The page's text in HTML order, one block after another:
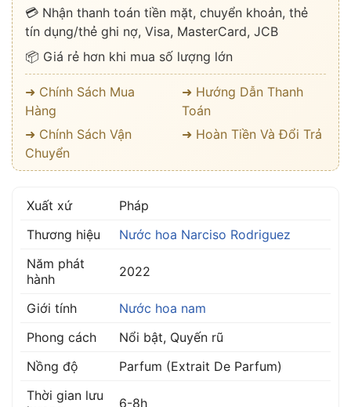
💳 Nhận thanh toán tiền mặt, chuyển khoản, thẻ
tín dụng/thẻ ghi nợ, Visa, MasterCard, JCB
📦 Giá rẻ hơn khi mua số lượng lớn
➜ Chính Sách Mua
Hàng
➜ Hướng Dẫn Thanh
Toán
➜ Chính Sách Vận
Chuyển
➜ Hoàn Tiền Và Đổi Trả
Xuất xứ
Pháp
Thương hiệu
Nước hoa Narciso Rodriguez
Năm phát
hành
2022
Giới tính
Nước hoa nam
Phong cách
Nổi bật, Quyến rũ
Nồng độ
Parfum (Extrait De Parfum)
Thời gian lưu
6-8h